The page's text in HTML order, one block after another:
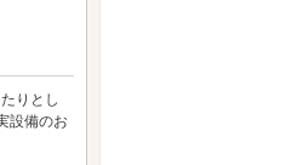
りとし
設備のお